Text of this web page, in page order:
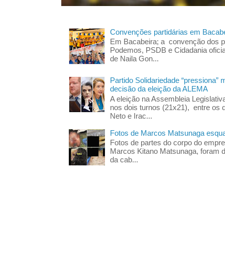
Convenções partidárias em
Em Bacabeira; a convenção dos
Podemos, PSDB e Cidadania
de Naila Gon...
Partido Solidariedade “pressiona”
decisão da eleição da ALEMA
A eleição na Assembleia
nos dois turnos (21x21), entre os
Neto e Irac...
Fotos de Marcos Matsunaga
Fotos de partes do corpo do
Marcos Kitano Matsunaga, foram
da cab...